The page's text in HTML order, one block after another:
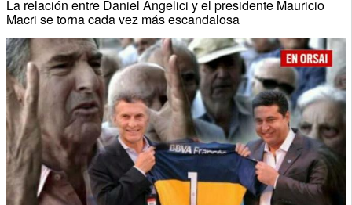
La relación entre Daniel Angelici y el presidente Mauricio
Macri se torna cada vez más escandalosa